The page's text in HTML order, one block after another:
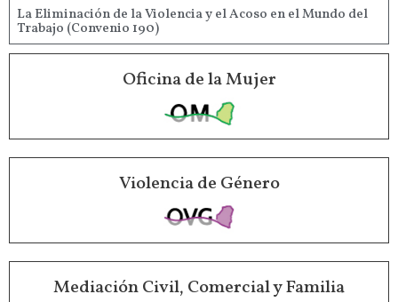
La Eliminación de la Violencia y el Acoso en el Mundo del
Trabajo (Convenio 190)
Oficina de la Mujer
Violencia de Género
Mediación Civil, Comercial y Familia